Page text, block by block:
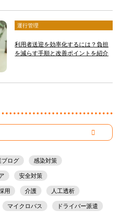
運行管理
利用者送迎を効率化するには？負担
を減らす手順と改善ポイントを紹介
ブログ 感染対策
安全対策
用 介護 人工透析
マイクロバス ドライバー派遣